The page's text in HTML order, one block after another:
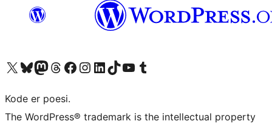
Besøk vår konto på X Visit our Bluesky account
Besøk vår Mastodon-konto
Visit our Threads account
Besøk vår Facebook-sideBesøk vår Instagram-konto
Besøk vår LinkedIn-konto
Visit our TikTok account
Visit our YouTube channel
Visit our Tumblr account
Kode er poesi.
The WordPress® trademark is the intellectual property